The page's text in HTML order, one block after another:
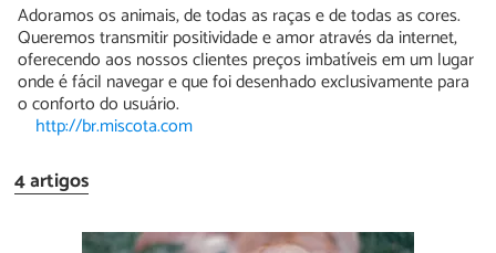
Adoramos os animais, de todas as raças e de todas as cores.
Queremos transmitir positividade e amor através da internet,
oferecendo aos nossos clientes preços imbatíveis em um lugar
onde é fácil navegar e que foi desenhado exclusivamente para
o conforto do usuário.
http://br.miscota.com
4 artigos